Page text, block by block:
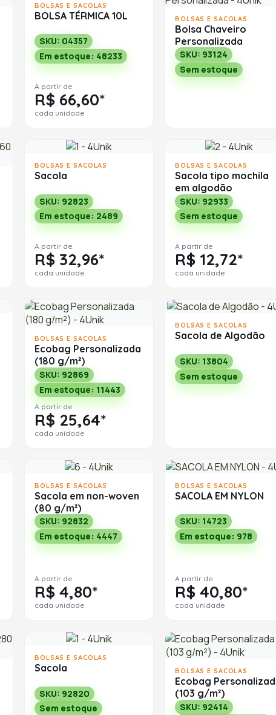
BOLSAS E SACOLAS
BOLSA TÉRMICA 10L
SKU: 04357
Em estoque: 48233
A partir de
R$ 66,60*
cada unidade
BOLSAS E SACOLAS
Bolsa Chaveiro
Personalizada
SKU: 93124
Sem estoque
BOLSAS E SACOLAS
Sacola
SKU: 92823
Em estoque: 2489
A partir de
R$ 32,96*
cada unidade
BOLSAS E SACOLAS
Sacola tipo mochila
em algodão
SKU: 92933
Sem estoque
A partir de
R$ 12,72*
cada unidade
BOLSAS E SACOLAS
Ecobag Personalizada
(180 g/m²)
SKU: 92869
Em estoque: 11443
A partir de
R$ 25,64*
cada unidade
BOLSAS E SACOLAS
Sacola de Algodão
SKU: 13804
Sem estoque
BOLSAS E SACOLAS
Sacola em non-woven
(80 g/m²)
SKU: 92832
Em estoque: 4447
A partir de
R$ 4,80*
cada unidade
BOLSAS E SACOLAS
SACOLA EM NYLON
SKU: 14723
Em estoque: 978
A partir de
R$ 40,80*
cada unidade
BOLSAS E SACOLAS
Sacola
SKU: 92820
Sem estoque
BOLSAS E SACOLAS
Ecobag
(103 g/m²)
SKU: 92414